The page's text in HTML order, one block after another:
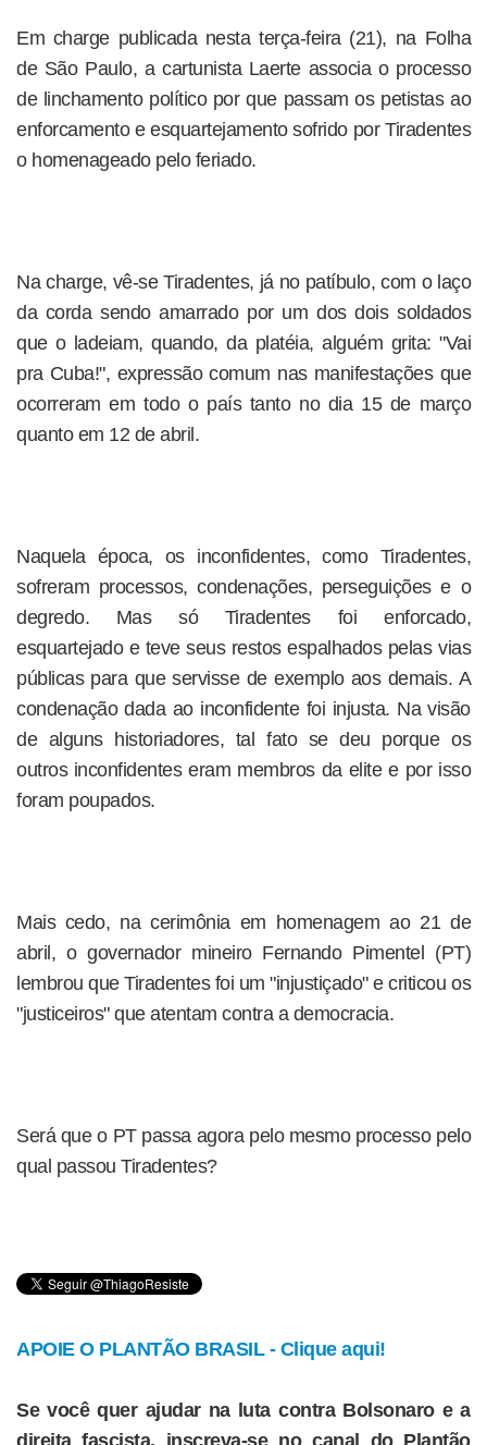
Em charge publicada nesta terça-feira (21), na Folha
de São Paulo, a cartunista Laerte associa o processo
de linchamento político por que passam os petistas ao
enforcamento e esquartejamento sofrido por Tiradentes
o homenageado pelo feriado.
Na charge, vê-se Tiradentes, já no patíbulo, com o laço
da corda sendo amarrado por um dos dois soldados
que o ladeiam, quando, da platéia, alguém grita: "Vai
pra Cuba!", expressão comum nas manifestações que
ocorreram em todo o país tanto no dia 15 de março
quanto em 12 de abril.
Naquela época, os inconfidentes, como Tiradentes,
sofreram processos, condenações, perseguições e o
degredo. Mas só Tiradentes foi enforcado,
esquartejado e teve seus restos espalhados pelas vias
públicas para que servisse de exemplo aos demais. A
condenação dada ao inconfidente foi injusta. Na visão
de alguns historiadores, tal fato se deu porque os
outros inconfidentes eram membros da elite e por isso
foram poupados.
Mais cedo, na cerimônia em homenagem ao 21 de
abril, o governador mineiro Fernando Pimentel (PT)
lembrou que Tiradentes foi um "injustiçado" e criticou os
"justiceiros" que atentam contra a democracia.
Será que o PT passa agora pelo mesmo processo pelo
qual passou Tiradentes?
APOIE O PLANTÃO BRASIL - Clique aqui!
Se você quer ajudar na luta contra Bolsonaro e a
direita fascista, inscreva-se no canal do Plantão